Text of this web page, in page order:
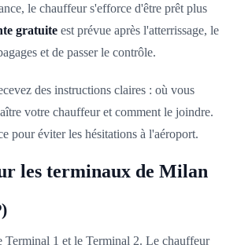
le chauffeur s'efforce d'être prêt plus
gratuite est prévue après l'atterrissage, le
et de passer le contrôle.
des instructions claires : où vous
votre chauffeur et comment le joindre.
pour éviter les hésitations à l'aéroport.
les terminaux de Milan
Terminal 1 et le Terminal 2. Le chauffeur